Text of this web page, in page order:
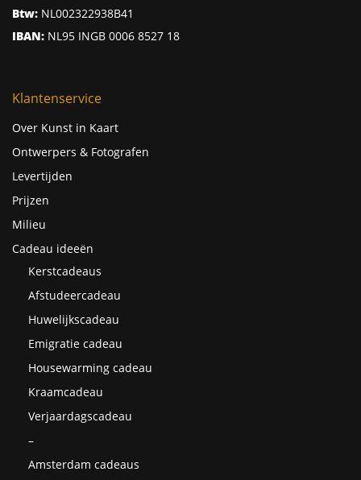
Btw: NL002322938B41
IBAN: NL95 INGB 0006 8527 18
Klantenservice
Over Kunst in Kaart
Ontwerpers & Fotografen
Levertijden
Prijzen
Milieu
Cadeau ideeën
Kerstcadeaus
Afstudeercadeau
Huwelijkscadeau
Emigratie cadeau
Housewarming cadeau
Kraamcadeau
Verjaardagscadeau
–
Amsterdam cadeaus